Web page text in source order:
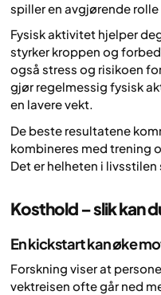
spiller en avgjørende
Fysisk aktivitet hjelper
styrker kroppen og
også stress og risikoen
gjør regelmessig fysisk
en lavere vekt.
De beste resultatene
kombineres med trening
Det er helheten i
Kosthold – slik kan
En kickstart kan øke
Forskning viser at
vektreisen ofte går ned